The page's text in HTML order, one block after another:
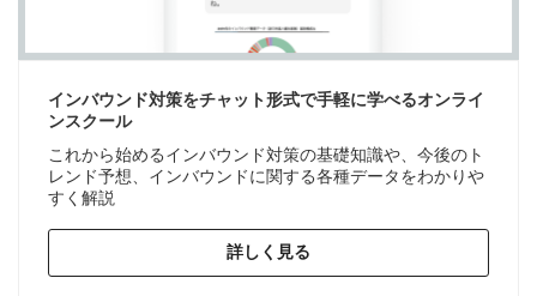
インバウンド対策をチャット形式で手軽に学べるオンライ
ンスクール
これから始めるインバウンド対策の基礎知識や、今後のト
レンド予想、インバウンドに関する各種データをわかりや
すく解説
詳しく見る